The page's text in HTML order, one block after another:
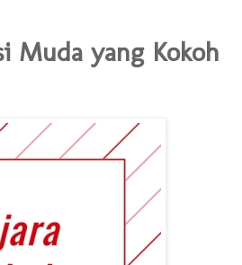
Muda yang Kokoh